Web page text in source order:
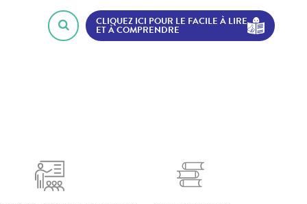
CLIQUEZ ICI POUR LE FACILE À LIRE
ET À COMPRENDRE